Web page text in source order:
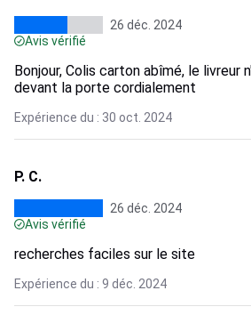
26 déc. 2024
Avis vérifié
Bonjour, Colis carton abîmé, le livreur
devant la porte cordialement
Expérience du : 30 oct. 2024
P. C.
26 déc. 2024
Avis vérifié
recherches faciles sur le site
Expérience du : 9 déc. 2024